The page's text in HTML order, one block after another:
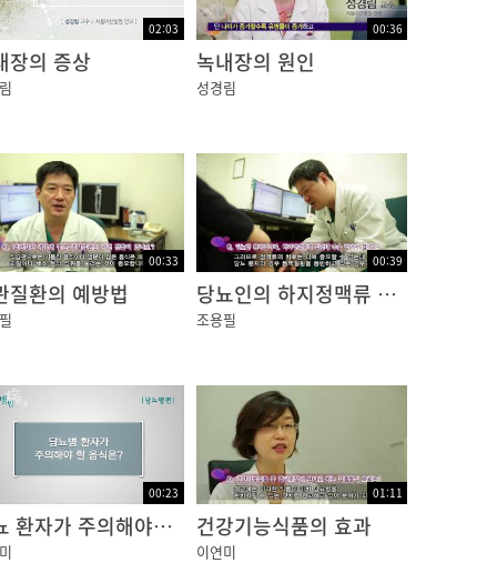
속에 운동하거나 술을 많이 마셨을 때, 평
02:03
장의 증상
00:36
녹내장의 원인
성경림
00:33
질환의 예방법
00:39
당뇨인의 하지정맥류 수술
조용필
00:23
당뇨 환자가 주의해야할 음식
01:11
건강기능식품의 효과
이연미